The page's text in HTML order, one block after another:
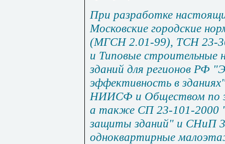
При разработке
Московские городские
(МГСН 2.01-99), ТСН 23-
и Типовые
зданий для регионов РФ
эффективность в
НИИСФ и Обществом по
а также СП 23-101-2000
защиты зданий" и СНиП
одноквартирные